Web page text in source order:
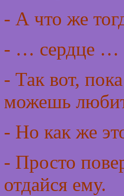
- А что же
- … сердце …
- Так вот,
можешь
- Но как же
- Просто
отдайся ему.